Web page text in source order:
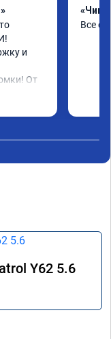
и
От
я бы
«Чип
Все
Y62 5.6